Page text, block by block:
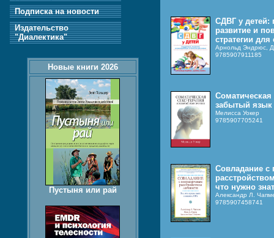
Подписка на новости
Издательство
"Диалектика"
Новые книги 2026
Пустыня или рай
СДВГ у детей:
развитие и
стратегии для
Арнольд Эндрюс,
9785907911185
Соматическая
забытый язык
Мелисса Уокер
9785907705241
Совладание с
что нужно
Александр Л.
9785907458741